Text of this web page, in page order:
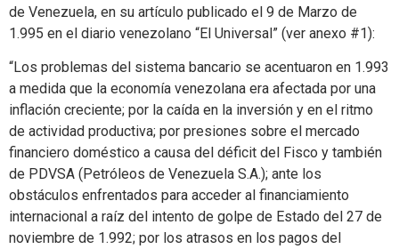
de Venezuela, en su artículo publicado el 9 de Marzo de
1.995 en el diario venezolano “El Universal” (ver anexo #1):
“Los problemas del sistema bancario se acentuaron en 1.993
a medida que la economía venezolana era afectada por una
inflación creciente; por la caída en la inversión y en el ritmo
de actividad productiva; por presiones sobre el mercado
financiero doméstico a causa del déficit del Fisco y también
de PDVSA (Petróleos de Venezuela S.A.); ante los
obstáculos enfrentados para acceder al financiamiento
internacional a raíz del intento de golpe de Estado del 27 de
noviembre de 1.992; por los atrasos en los pagos del